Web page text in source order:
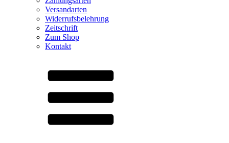
Versandarten
Widerrufsbelehrung
Zeitschrift
Zum Shop
Kontakt